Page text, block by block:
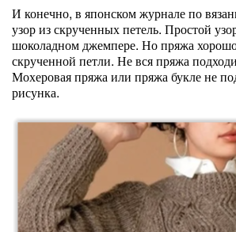
И конечно, в японском журнале по
узор из скрученных петель. Простой
шоколадном джемпере. Но пряжа
скрученной петли. Не вся пряжа
Мохеровая пряжа или пряжа букле не
рисунка.